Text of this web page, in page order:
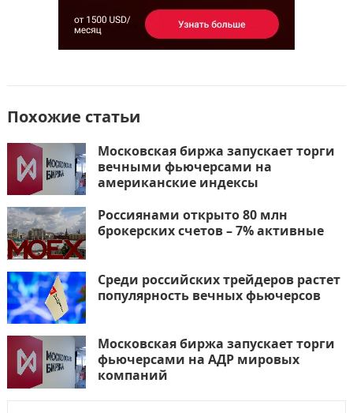
Похожие статьи
Московская биржа запускает торги
вечными фьючерсами на
американские индексы
Россиянами открыто 80 млн
брокерских счетов – 7% активные
Среди российских трейдеров растет
популярность вечных фьючерсов
Московская биржа запускает торги
фьючерсами на АДР мировых
компаний